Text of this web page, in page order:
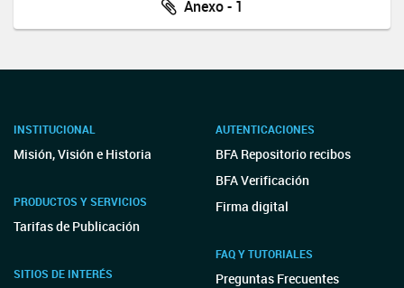
Anexo - 1
INSTITUCIONAL
Misión, Visión e Historia
PRODUCTOS Y SERVICIOS
Tarifas de Publicación
SITIOS DE INTERÉS
AUTENTICACIONES
BFA Repositorio recibos
BFA Verificación
Firma digital
FAQ Y TUTORIALES
Preguntas Frecuentes